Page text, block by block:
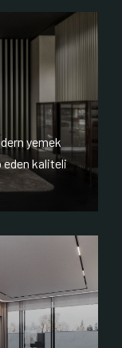
yemek
eden kaliteli